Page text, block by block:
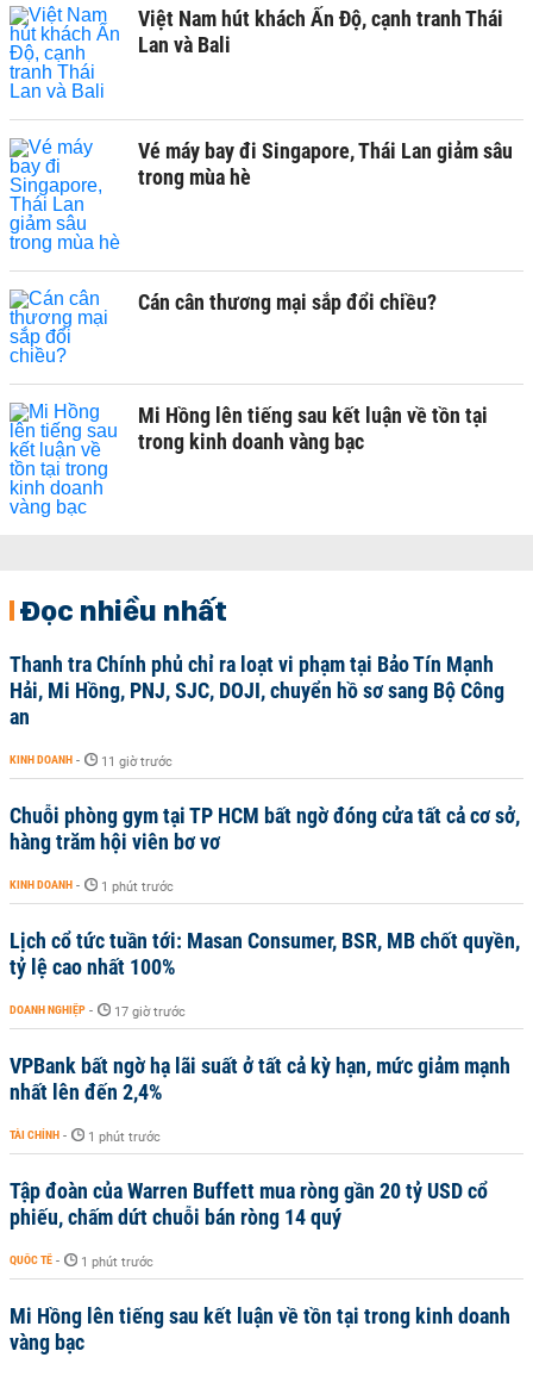
Việt Nam hút khách Ấn Độ, cạnh tranh Thái
Lan và Bali
Vé máy bay đi Singapore, Thái Lan giảm sâu
trong mùa hè
Cán cân thương mại sắp đổi chiều?
Mi Hồng lên tiếng sau kết luận về tồn tại
trong kinh doanh vàng bạc
Đọc nhiều nhất
Thanh tra Chính phủ chỉ ra loạt vi phạm tại Bảo Tín Mạnh
Hải, Mi Hồng, PNJ, SJC, DOJI, chuyển hồ sơ sang Bộ Công
an
KINH DOANH - 11 giờ trước
Chuỗi phòng gym tại TP HCM bất ngờ đóng cửa tất cả cơ sở,
hàng trăm hội viên bơ vơ
KINH DOANH - 1 phút trước
Lịch cổ tức tuần tới: Masan Consumer, BSR, MB chốt quyền,
tỷ lệ cao nhất 100%
DOANH NGHIỆP - 17 giờ trước
VPBank bất ngờ hạ lãi suất ở tất cả kỳ hạn, mức giảm mạnh
nhất lên đến 2,4%
TÀI CHÍNH - 1 phút trước
Tập đoàn của Warren Buffett mua ròng gần 20 tỷ USD cổ
phiếu, chấm dứt chuỗi bán ròng 14 quý
QUỐC TẾ - 1 phút trước
Mi Hồng lên tiếng sau kết luận về tồn tại trong kinh doanh
vàng bạc